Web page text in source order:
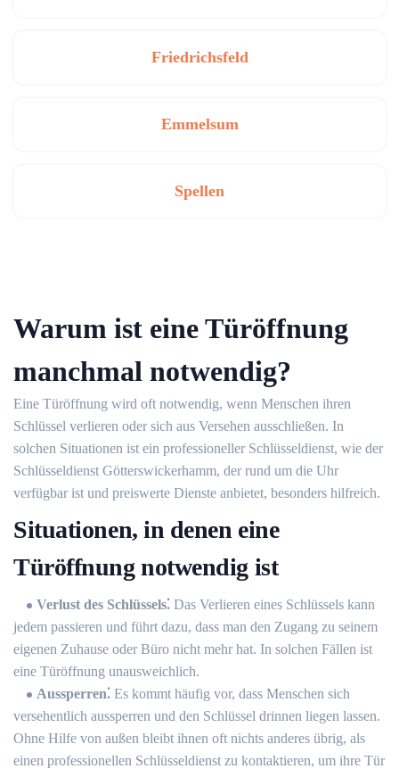
Friedrichsfeld
Emmelsum
Spellen
Warum ist eine Türöffnung
manchmal notwendig?
Eine Türöffnung wird oft notwendig, wenn Menschen ihren
Schlüssel verlieren oder sich aus Versehen ausschließen.​ In
solchen Situationen ist ein professioneller Schlüsseldienst, wie der
Schlüsseldienst Götterswickerhamm, der rund um die Uhr
verfügbar ist und preiswerte Dienste anbietet, besonders hilfreich.​
Situationen, in denen eine
Türöffnung notwendig ist
Verlust des Schlüssels⁚ Das Verlieren eines Schlüssels kann
jedem passieren und führt dazu, dass man den Zugang zu seinem
eigenen Zuhause oder Büro nicht mehr hat.​ In solchen Fällen ist
eine Türöffnung unausweichlich.​
Aussperren⁚ Es kommt häufig vor, dass Menschen sich
versehentlich aussperren und den Schlüssel drinnen liegen lassen.
Ohne Hilfe von außen bleibt ihnen oft nichts anderes übrig, als
einen professionellen Schlüsseldienst zu kontaktieren, um ihre Tür